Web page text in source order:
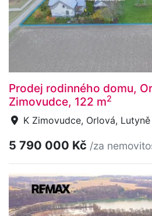
Prodej rodinného domu,
Zimovudce, 122 m2
K Zimovudce, Orlová, Lutyně
5 790 000 Kč /za